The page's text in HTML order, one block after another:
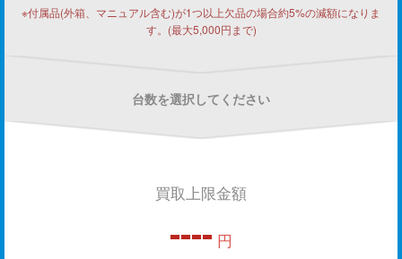
※付属品(外箱、マニュアル含む)が1つ以上欠品の場合約5%の減額になりま
す。(最大5,000円まで)
台数を選択してください
買取上限金額
---- 円